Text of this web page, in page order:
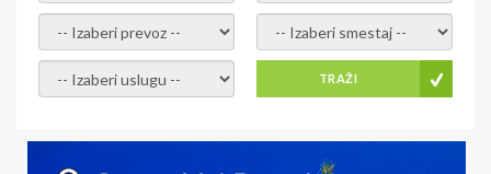
- izaberi prevoz - - Izaberite smestaj -
- Izaberite uslugu - TRAŽI